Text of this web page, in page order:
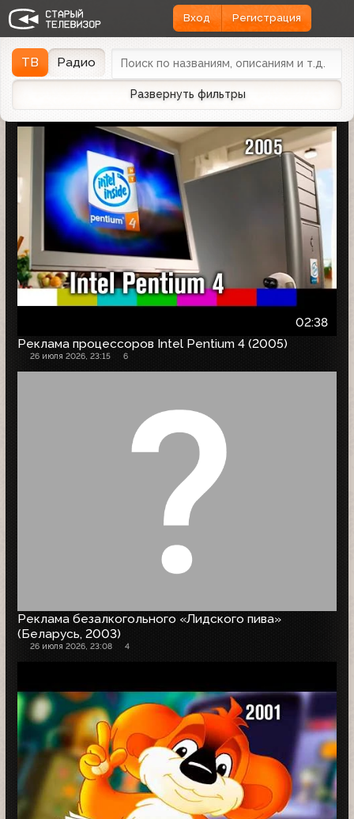
Вход Регистрация
ТВ Радио
Развернуть фильтры
Найдено 1166 записей Дата эфираДата заливки
02:38
Реклама процессоров Intel Pentium 4 (2005)
26 июля 2026, 23:15 6
Реклама безалкогольного «Лидского пива»
(Беларусь, 2003)
26 июля 2026, 23:08 4